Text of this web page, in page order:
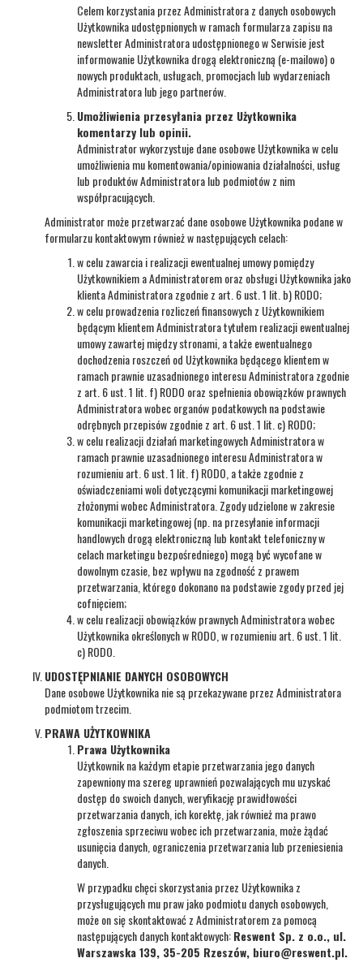
Celem korzystania przez Administratora z danych osobowych
Użytkownika udostępnionych w ramach formularza zapisu na
newsletter Administratora udostępnionego w Serwisie jest
informowanie Użytkownika drogą elektroniczną (e-mailowo) o
nowych produktach, usługach, promocjach lub wydarzeniach
Administratora lub jego partnerów.
Umożliwienia przesyłania przez Użytkownika
komentarzy lub opinii.
Administrator wykorzystuje dane osobowe Użytkownika w celu
umożliwienia mu komentowania/opiniowania działalności, usług
lub produktów Administratora lub podmiotów z nim
współpracujących.
Administrator może przetwarzać dane osobowe Użytkownika podane w
formularzu kontaktowym również w następujących celach:
w celu zawarcia i realizacji ewentualnej umowy pomiędzy
Użytkownikiem a Administratorem oraz obsługi Użytkownika jako
klienta Administratora zgodnie z art. 6 ust. 1 lit. b) RODO;
w celu prowadzenia rozliczeń finansowych z Użytkownikiem
będącym klientem Administratora tytułem realizacji ewentualnej
umowy zawartej między stronami, a także ewentualnego
dochodzenia roszczeń od Użytkownika będącego klientem w
ramach prawnie uzasadnionego interesu Administratora zgodnie
z art. 6 ust. 1 lit. f) RODO oraz spełnienia obowiązków prawnych
Administratora wobec organów podatkowych na podstawie
odrębnych przepisów zgodnie z art. 6 ust. 1 lit. c) RODO;
w celu realizacji działań marketingowych Administratora w
ramach prawnie uzasadnionego interesu Administratora w
rozumieniu art. 6 ust. 1 lit. f) RODO, a także zgodnie z
oświadczeniami woli dotyczącymi komunikacji marketingowej
złożonymi wobec Administratora. Zgody udzielone w zakresie
komunikacji marketingowej (np. na przesyłanie informacji
handlowych drogą elektroniczną lub kontakt telefoniczny w
celach marketingu bezpośredniego) mogą być wycofane w
dowolnym czasie, bez wpływu na zgodność z prawem
przetwarzania, którego dokonano na podstawie zgody przed jej
cofnięciem;
w celu realizacji obowiązków prawnych Administratora wobec
Użytkownika określonych w RODO, w rozumieniu art. 6 ust. 1 lit.
c) RODO.
UDOSTĘPNIANIE DANYCH OSOBOWYCH
Dane osobowe Użytkownika nie są przekazywane przez Administratora
podmiotom trzecim.
PRAWA UŻYTKOWNIKA
Prawa Użytkownika
Użytkownik na każdym etapie przetwarzania jego danych
zapewniony ma szereg uprawnień pozwalających mu uzyskać
dostęp do swoich danych, weryfikację prawidłowości
przetwarzania danych, ich korektę, jak również ma prawo
zgłoszenia sprzeciwu wobec ich przetwarzania, może żądać
usunięcia danych, ograniczenia przetwarzania lub przeniesienia
danych.
W przypadku chęci skorzystania przez Użytkownika z
przysługujących mu praw jako podmiotu danych osobowych,
może on się skontaktować z Administratorem za pomocą
następujących danych kontaktowych:Reswent Sp. z o.o., ul.
Warszawska 139, 35-205 Rzeszów, biuro@reswent.pl.